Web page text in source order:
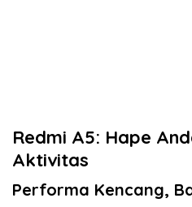
Redmi A5: Hape
Aktivitas
Performa Kencang,